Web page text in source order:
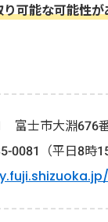
可能な可能性が
富士市大淵676
0081（平日8時